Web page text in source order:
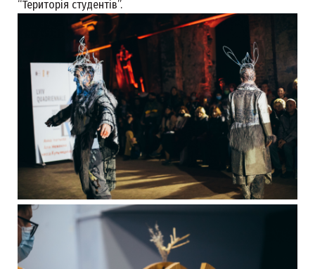
“Територія студентів”.